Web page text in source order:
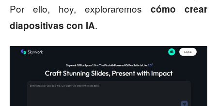
Por ello, hoy, exploraremos cómo crear
diapositivas con IA.